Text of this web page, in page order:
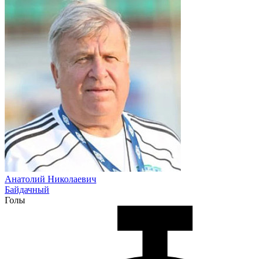
Анатолий Николаевич
Байдачный
Голы